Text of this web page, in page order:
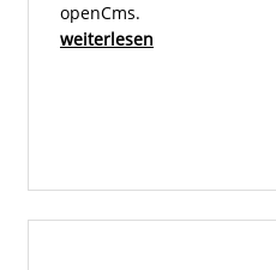
openCms.
weiterlesen